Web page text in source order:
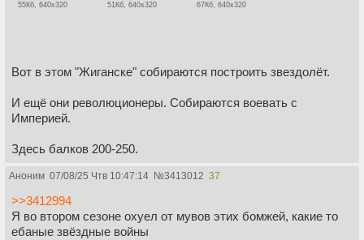
55Кб, 640x320 51Кб, 640x320 67Кб, 640x320
Вот в этом "Жиганске" собираются построить звездолёт.
И ещё они революционеры. Собираются воевать с
Империей.
Здесь балков 200-250.
Аноним 07/08/25 Чтв 10:47:14 №3413012 37
>>3412994
Я во втором сезоне охуел от мувов этих бомжей, какие то
ебаные звёздные войны